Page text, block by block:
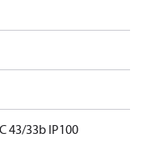
43/33b IP100